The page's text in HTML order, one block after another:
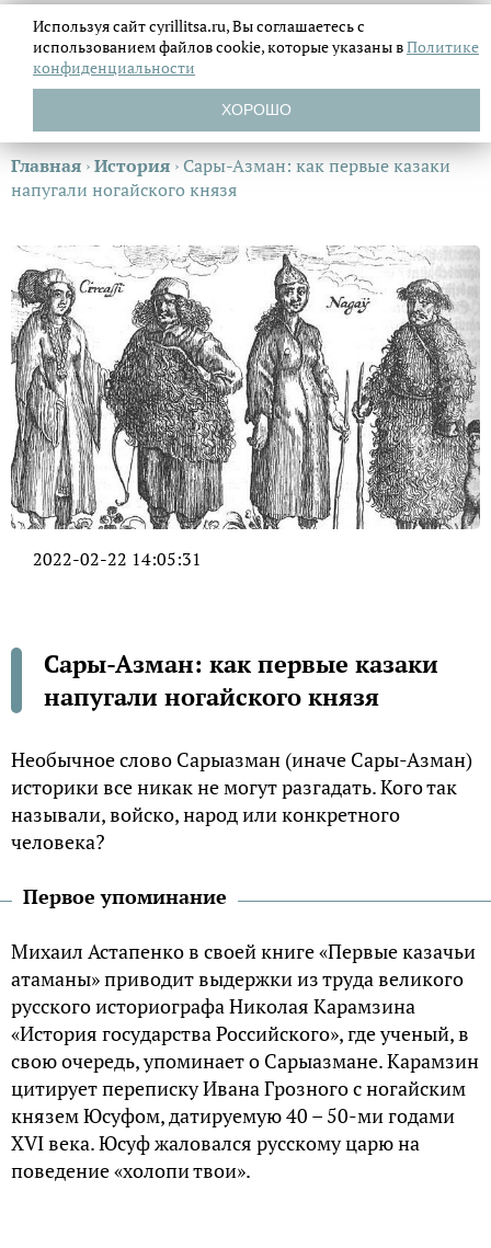
Главная ›История ›Сары-Азман: как первые казаки
напугали ногайского князя
2022-02-22 14:05:31
Сары-Азман: как первые казаки
напугали ногайского князя
Необычное слово Сарыазман (иначе Сары-Азман)
историки все никак не могут разгадать. Кого так
называли, войско, народ или конкретного
человека?
Первое упоминание
Михаил Астапенко в своей книге «Первые казачьи
атаманы» приводит выдержки из труда великого
русского историографа Николая Карамзина
«История государства Российского», где ученый, в
свою очередь, упоминает о Сарыазмане. Карамзин
цитирует переписку Ивана Грозного с ногайским
князем Юсуфом, датируемую 40 – 50-ми годами
XVI века. Юсуф жаловался русскому царю на
поведение «холопи твои».
Используя сайт cyrillitsa.ru, Вы соглашаетесь с
использованием файловcookie, которые указаны вПолитике
конфиденциальности
ХОРОШО